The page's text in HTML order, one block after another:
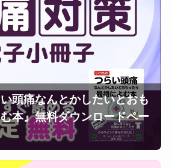
頭痛なんとかしたいとおも
本』無料ダウンロードペー